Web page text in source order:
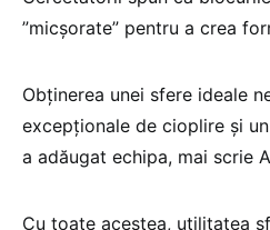
”micşorate” pentru a crea
Obţinerea unei sfere ideale
excepţionale de cioplire şi
a adăugat echipa, mai scrie
Cu toate acestea, utilitatea